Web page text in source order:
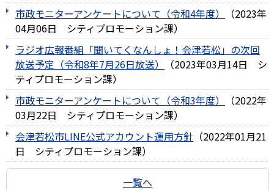
市政モニターアンケートについて（令和4年度）
（2023年
04月06日
シティプロモーション課）
ラジオ広報番組「聞いてくなんしょ！会津若松」の次回
放送予定（令和8年7月26日放送）
（2023年03月14日
シ
ティプロモーション課）
市政モニターアンケートについて（令和3年度）
（2022年
03月22日
シティプロモーション課）
会津若松市LINE公式アカウント運用方針 （2022年01月21
日
シティプロモーション課）
一覧へ